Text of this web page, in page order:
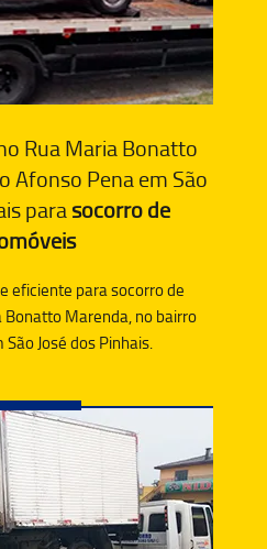
Rua Maria Bonatto
Afonso Pena em São
parasocorro de
eficiente para socorro de
Marenda, no bairro
José dos Pinhais.